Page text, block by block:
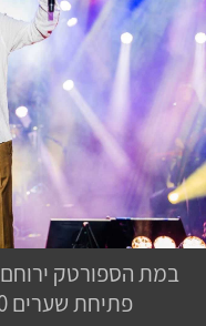
במת הספורטק ירוחם
פתיחת שערים 21:00 | שעת התחלה 21:30